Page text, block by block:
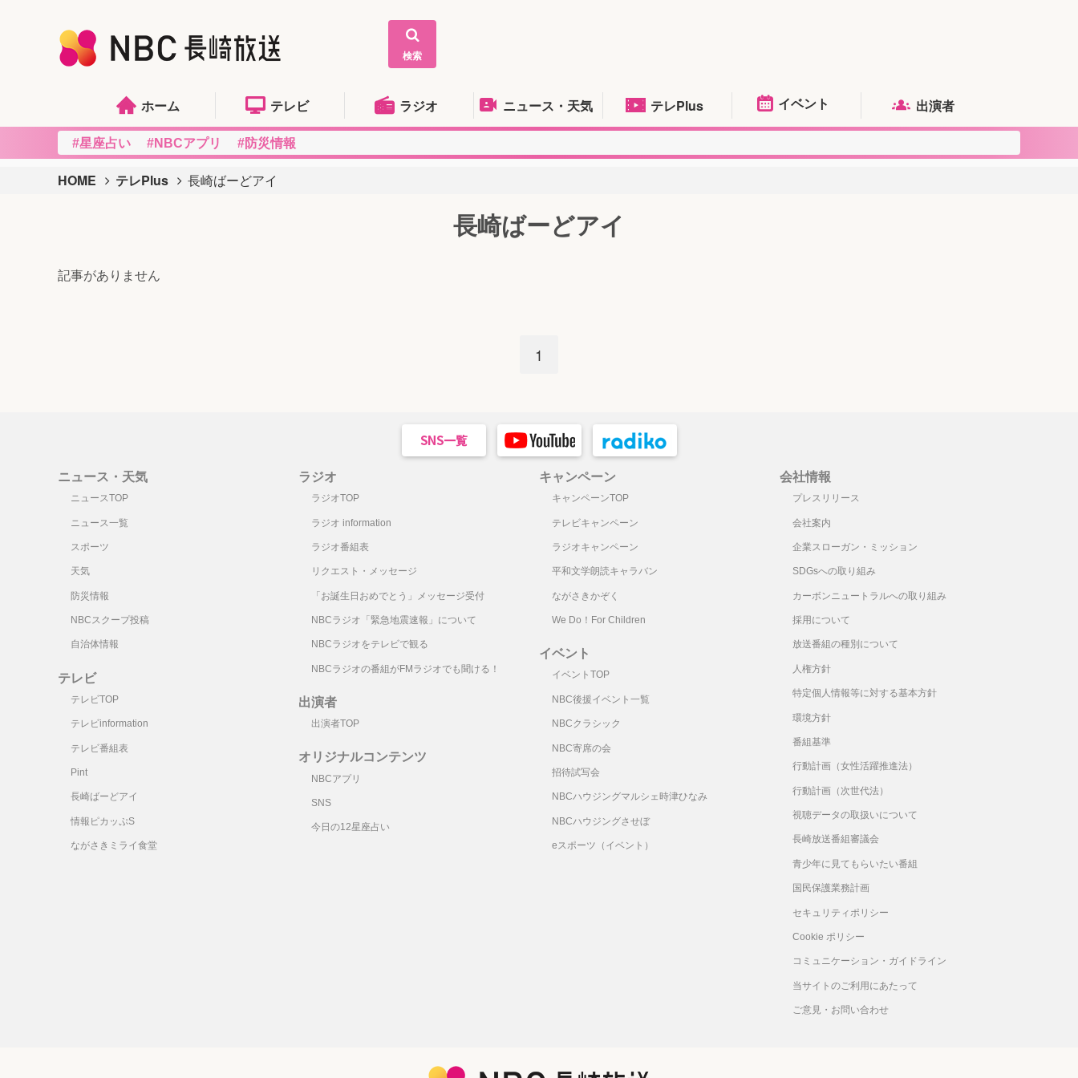
検索
ホーム テレビ ラジオ ニュース・天気 テレPlus イベント 出演者
#星座占い #NBCアプリ #防災情報
HOME テレPlus 長崎ばーどアイ
長崎ばーどアイ
記事がありません
1
ニュース・天気
ニュースTOP
ニュース一覧
スポーツ
天気
防災情報
NBCスクープ投稿
自治体情報
テレビ
テレビTOP
テレビinformation
テレビ番組表
Pint
長崎ばーどアイ
情報ピカッぷS
ながさきミライ食堂
ラジオ
ラジオTOP
ラジオ information
ラジオ番組表
リクエスト・メッセージ
「お誕生日おめでとう」メッセージ受付
NBCラジオ「緊急地震速報」について
NBCラジオをテレビで観る
NBCラジオの番組がFMラジオでも聞ける！
出演者
出演者TOP
オリジナルコンテンツ
NBCアプリ
SNS
今日の12星座占い
キャンペーン
キャンペーンTOP
テレビキャンペーン
ラジオキャンペーン
平和文学朗読キャラバン
ながさきかぞく
We Do！For Children
イベント
イベントTOP
NBC後援イベント一覧
NBCクラシック
NBC寄席の会
招待試写会
NBCハウジングマルシェ時津ひなみ
NBCハウジングさせぼ
eスポーツ（イベント）
会社情報
プレスリリース
会社案内
企業スローガン・ミッション
SDGsへの取り組み
カーボンニュートラルへの取り組み
採用について
放送番組の種別について
人権方針
特定個人情報等に対する基本方針
環境方針
番組基準
行動計画（女性活躍推進法）
行動計画（次世代法）
視聴データの取扱いについて
長崎放送番組審議会
青少年に見てもらいたい番組
国民保護業務計画
セキュリティポリシー
Cookie ポリシー
コミュニケーション・ガイドライン
当サイトのご利用にあたって
ご意見・お問い合わせ